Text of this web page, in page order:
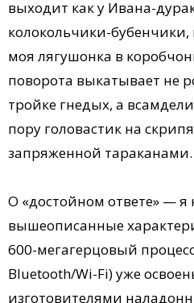
выходит как у Ивана-
колокольчики-бубенчики,
моя лягушонка в
поворота выкатывает не
тройке гнедых, а
пору головастик на
запряженной тараканами.
О «достойном ответе» — я
вышеописанные
600-мегагерцовый
Bluetooth/Wi-Fi) уже
изготовителями